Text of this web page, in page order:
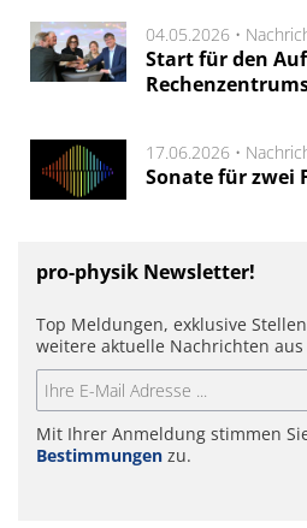
04.05.2026 •
Start für den
17.06.2026 •
Sonate für zwei
pro-physik Newsletter!
Top Meldungen, exklusive
weitere aktuelle Nachrichten aus
Mit Ihrer Anmeldung stimmen
Bestimmungen zu.